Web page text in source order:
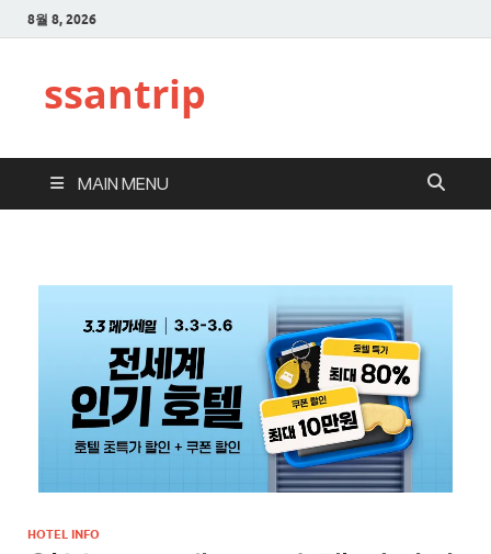
8월 8, 2026
ssantrip
MAIN MENU
HOTEL INFO